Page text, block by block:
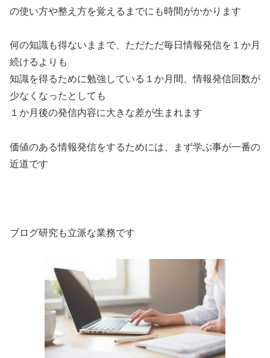
の使い方や整え方を覚えるまでにも時間がかかります
何の知識も得ないままで、ただただ毎日情報発信を１か月
続けるよりも
知識を得るために勉強している１か月間、情報発信回数が
少なくなったとしても
１か月後の発信内容に大きな差が生まれます
価値のある情報発信をするためには、まず学ぶ事が一番の
近道です
ブログ研究も立派な業務です